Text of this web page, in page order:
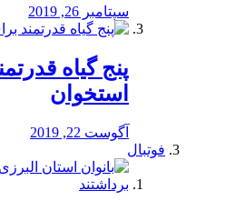
سپتامبر 26, 2019
پنج گیاه
استخوان
آگوست 22, 2019
فوتبال